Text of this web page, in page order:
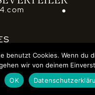
Welche Fahrzeuge
ihr Auto
benutzt Cookies. Wenn du
wir von deinem
OK